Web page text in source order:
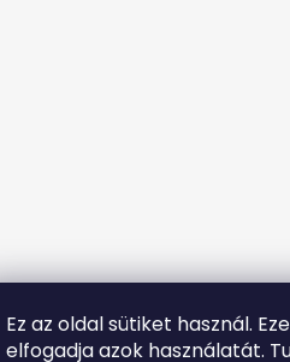
Ez az oldal sütiket használ.
elfogadja azok használatát.